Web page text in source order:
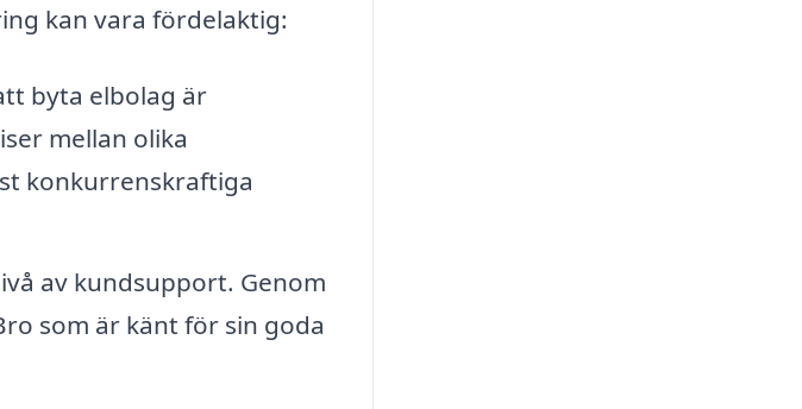
kan vara fördelaktig:
byta elbolag är
mellan olika
konkurrenskraftiga
av kundsupport. Genom
som är känt för sin goda